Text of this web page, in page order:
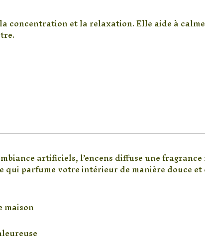
concentration et la relaxation. Elle aide à
pour parfumer votre
artificiels, l’encens diffuse une
qui parfume votre intérieur de manière douce